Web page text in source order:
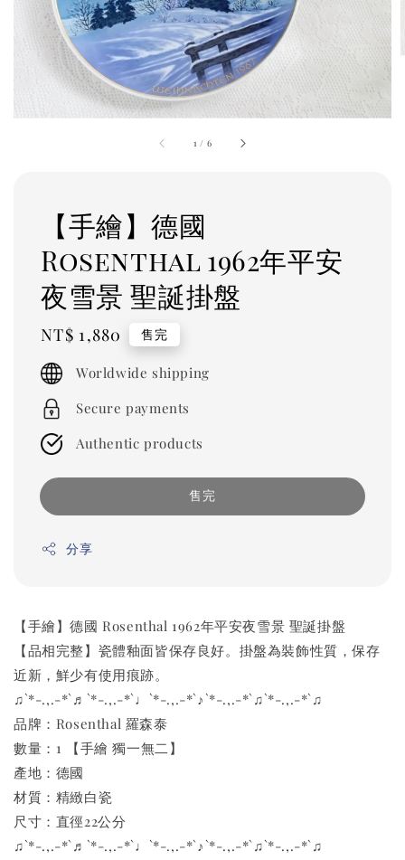
1 / 6
【手繪】德國
Rosenthal 1962年平安
夜雪景 聖誕掛盤
Regular
price
NT$ 1,880 售完
Worldwide shipping
Secure payments
Authentic products
售完
分享
【手繪】德國 Rosenthal 1962年平安夜雪景 聖誕掛盤
【品相完整】瓷體釉面皆保存良好。掛盤為裝飾性質，保存
近新，鮮少有使用痕跡。
♫`*-.,.-*`♬`*-.,.-*`♩`*-.,.-*`♪`*-.,.-*`♫`*-.,.-*`♫
品牌：Rosenthal 羅森泰
數量：1 【手繪 獨一無二】
產地：德國
材質：精緻白瓷
尺寸：直徑22公分
♫`*-.,.-*`♬`*-.,.-*`♩`*-.,.-*`♪`*-.,.-*`♫`*-.,.-*`♫